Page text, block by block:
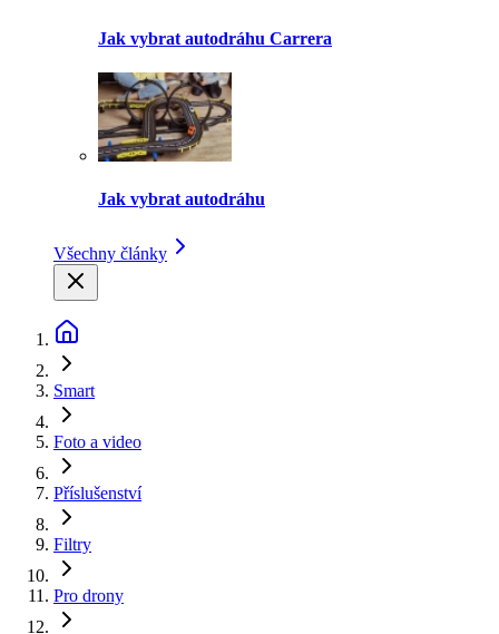
Jak vybrat autodráhu Carrera
Jak vybrat autodráhu
Všechny články
Smart
Foto a video
Příslušenství
Filtry
Pro drony